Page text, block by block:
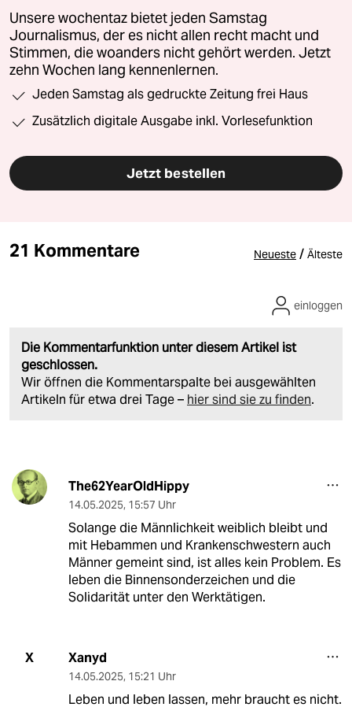
Unsere wochentaz bietet jeden Samstag
Journalismus, der es nicht allen recht macht und
Stimmen, die woanders nicht gehört werden. Jetzt
zehn Wochen lang kennenlernen.
Jeden Samstag als gedruckte Zeitung frei Haus
Zusätzlich digitale Ausgabe inkl. Vorlesefunktion
Jetzt bestellen
21 Kommentare Neueste / Älteste
Die Kommentarfunktion unter diesem Artikel ist
geschlossen.
Wir öffnen die Kommentarspalte bei ausgewählten
Artikeln für etwa drei Tage – hier sind sie zu finden.
einloggen
The62YearOldHippy
14.05.2025, 15:57 Uhr
Solange die Männlichkeit weiblich bleibt und
mit Hebammen und Krankenschwestern auch
Männer gemeint sind, ist alles kein Problem. Es
leben die Binnensonderzeichen und die
Solidarität unter den Werktätigen.
X Xanyd
14.05.2025, 15:21 Uhr
Leben und leben lassen, mehr braucht es nicht.